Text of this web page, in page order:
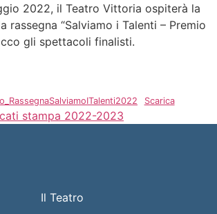
2022, il Teatro Vittoria ospiterà la
rassegna “Salviamo i Talenti – Premio
gli spettacoli finalisti.
Scarica
stampa 2022-2023
Il Teatro